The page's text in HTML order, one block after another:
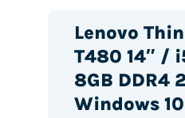
Lenovo
T480 14″ /
8GB DDR4
Windows 10